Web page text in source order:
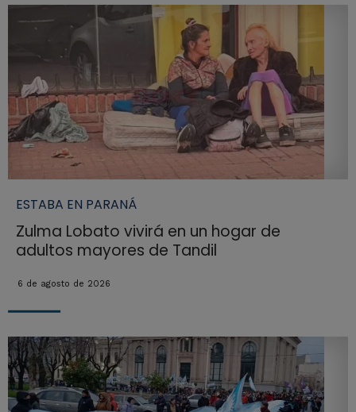
ESTABA EN PARANÁ
Zulma Lobato vivirá en un hogar de
adultos mayores de Tandil
6 de agosto de 2026